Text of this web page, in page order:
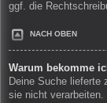
ggf. die
NACH OBEN
Warum bekomme
Deine Suche lieferte
sie nicht